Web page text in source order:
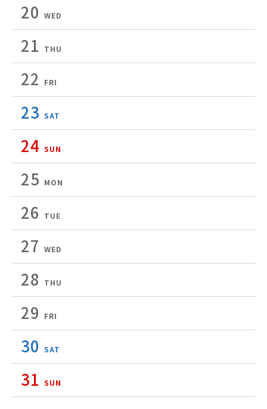
20 WED
21 THU
22 FRI
23 SAT
24 SUN
25 MON
26 TUE
27 WED
28 THU
29 FRI
30 SAT
31 SUN